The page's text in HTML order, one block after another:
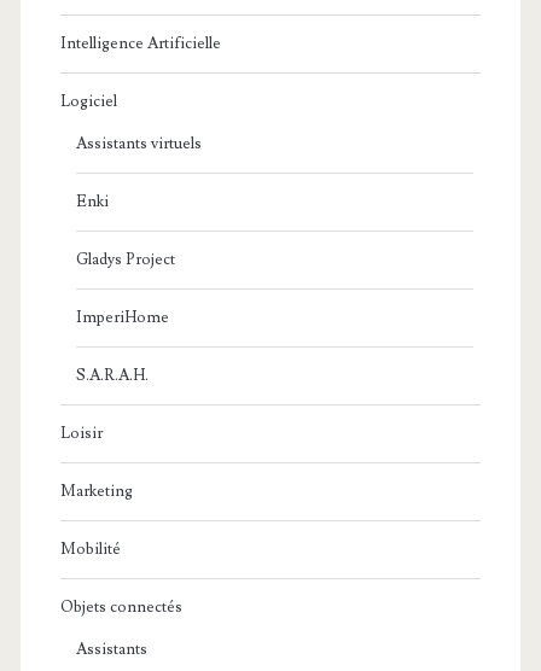
Intelligence Artificielle
Logiciel
Assistants virtuels
Enki
Gladys Project
ImperiHome
S.A.R.A.H.
Loisir
Marketing
Mobilité
Objets connectés
Assistants